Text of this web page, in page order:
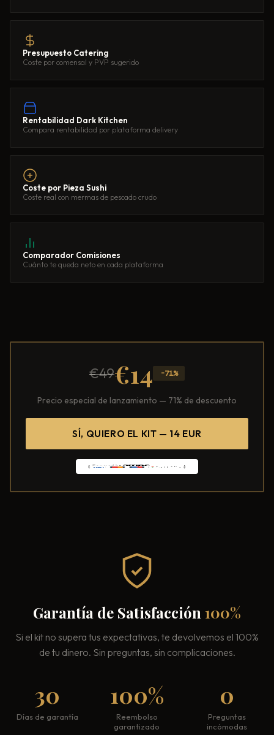
Presupuesto Catering
Coste por comensal y PVP sugerido
Rentabilidad Dark Kitchen
Compara rentabilidad por plataforma delivery
Coste por Pieza Sushi
Coste real con mermas de pescado crudo
Comparador Comisiones
Cuánto te queda neto en cada plataforma
€49€14 -71%
Precio especial de lanzamiento — 71% de descuento
SÍ, QUIERO EL KIT — 14 EUR
Garantía de Satisfacción 100%
Si el kit no supera tus expectativas, te devolvemos el 100%
de tu dinero. Sin preguntas, sin complicaciones.
30
Días de garantía
100%
Reembolso
garantizado
0
Preguntas
incómodas